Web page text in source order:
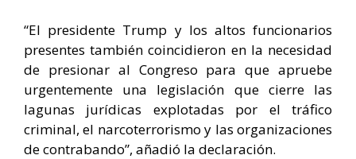
“El presidente Trump y los altos funcionarios
presentes también coincidieron en la necesidad
de presionar al Congreso para que apruebe
urgentemente una legislación que cierre las
lagunas jurídicas explotadas por el tráfico
criminal, el narcoterrorismo y las organizaciones
de contrabando”, añadió la declaración.